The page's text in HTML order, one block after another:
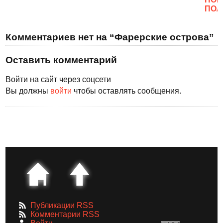
Комментариев нет на “Фарерские острова”
Оставить комментарий
Войти на сайт через соцсети
Вы должны войти чтобы оставлять сообщения.
Публикации RSS
Комментарии RSS